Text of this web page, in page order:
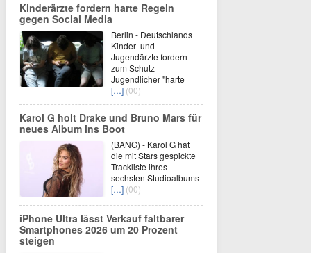
Kinderärzte fordern harte Regeln
gegen Social Media
Berlin - Deutschlands
Kinder- und
Jugendärzte fordern
zum Schutz
Jugendlicher "harte
[…] (00)
Karol G holt Drake und Bruno Mars für
neues Album ins Boot
(BANG) - Karol G hat
die mit Stars gespickte
Trackliste ihres
sechsten Studioalbums
[…] (00)
iPhone Ultra lässt Verkauf faltbarer
Smartphones 2026 um 20 Prozent
steigen